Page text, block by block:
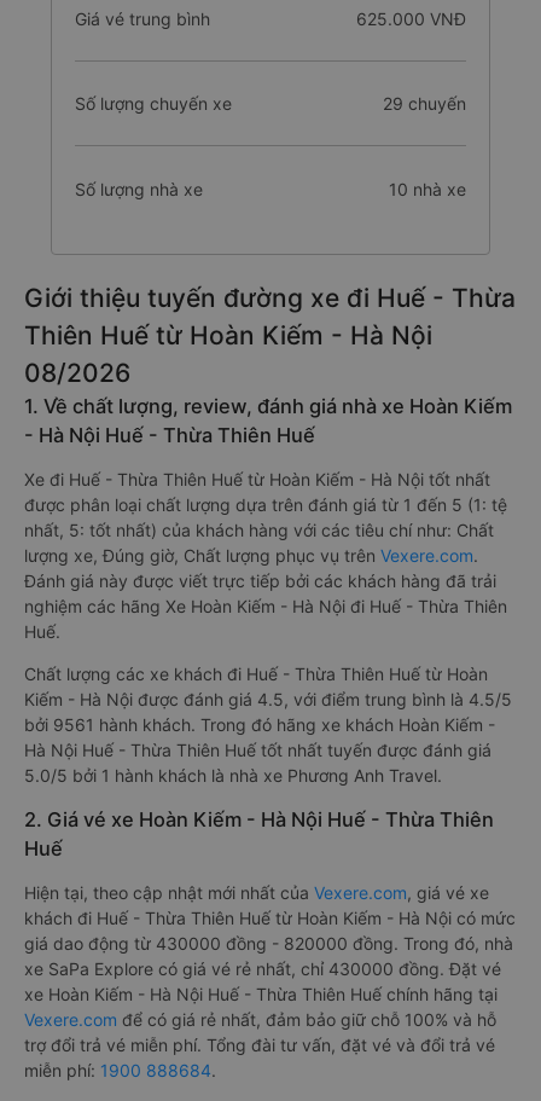
Giá vé trung bình 625.000 VNĐ
Số lượng chuyến xe 29 chuyến
Số lượng nhà xe 10 nhà xe
Giới thiệu tuyến đường xe đi Huế - Thừa
Thiên Huế từ Hoàn Kiếm - Hà Nội
08/2026
1. Về chất lượng, review, đánh giá nhà xe Hoàn Kiếm
- Hà Nội Huế - Thừa Thiên Huế
Xe đi Huế - Thừa Thiên Huế từ Hoàn Kiếm - Hà Nội tốt nhất
được phân loại chất lượng dựa trên đánh giá từ 1 đến 5 (1: tệ
nhất, 5: tốt nhất) của khách hàng với các tiêu chí như: Chất
lượng xe, Đúng giờ, Chất lượng phục vụ trên Vexere.com.
Đánh giá này được viết trực tiếp bởi các khách hàng đã trải
nghiệm các hãng Xe Hoàn Kiếm - Hà Nội đi Huế - Thừa Thiên
Huế.
Chất lượng các xe khách đi Huế - Thừa Thiên Huế từ Hoàn
Kiếm - Hà Nội được đánh giá 4.5, với điểm trung bình là 4.5/5
bởi 9561 hành khách. Trong đó hãng xe khách Hoàn Kiếm -
Hà Nội Huế - Thừa Thiên Huế tốt nhất tuyến được đánh giá
5.0/5 bởi 1 hành khách là nhà xe Phương Anh Travel.
2. Giá vé xe Hoàn Kiếm - Hà Nội Huế - Thừa Thiên
Huế
Hiện tại, theo cập nhật mới nhất của Vexere.com, giá vé xe
khách đi Huế - Thừa Thiên Huế từ Hoàn Kiếm - Hà Nội có mức
giá dao động từ 430000 đồng - 820000 đồng. Trong đó, nhà
xe SaPa Explore có giá vé rẻ nhất, chỉ 430000 đồng. Đặt vé
xe Hoàn Kiếm - Hà Nội Huế - Thừa Thiên Huế chính hãng tại
Vexere.com để có giá rẻ nhất, đảm bảo giữ chỗ 100% và hỗ
trợ đổi trả vé miễn phí. Tổng đài tư vấn, đặt vé và đổi trả vé
miễn phí: 1900 888684.